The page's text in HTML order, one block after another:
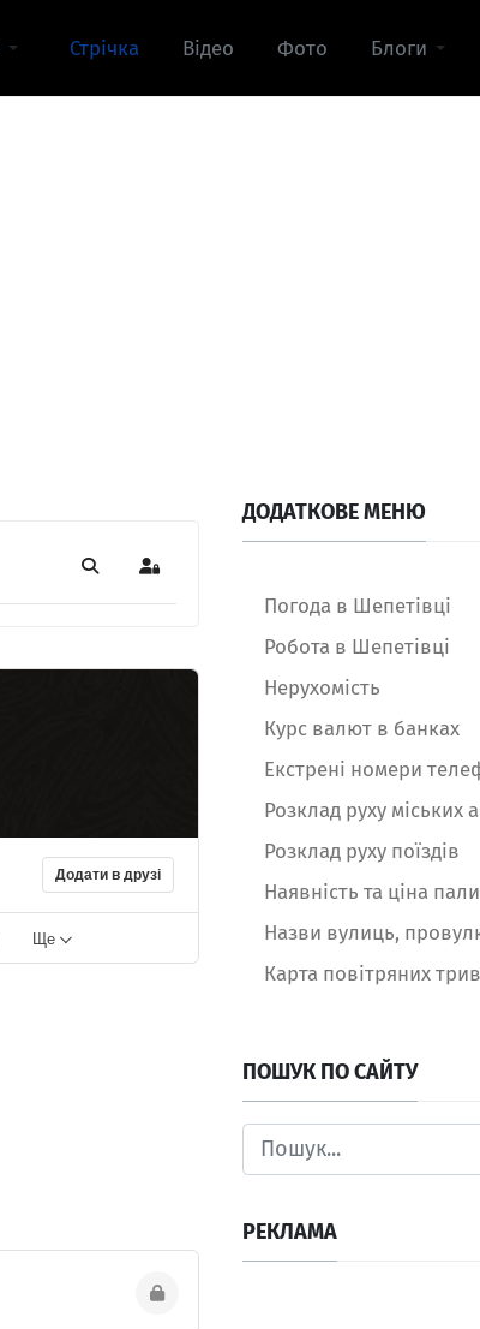
Стрічка Відео Фото Блоги
Пошук Sign In
Додати в друзі
Ще
ДОДАТКОВЕ МЕНЮ
Погода в Шепетівці
Робота в Шепетівці
Нерухомість
Курс валют в банках
Екстрені номери
Розклад руху міських
Розклад руху поїздів
Наявність та ціна
Назви вулиць,
Карта повітряних
ПОШУК ПО САЙТУ
РЕКЛАМА